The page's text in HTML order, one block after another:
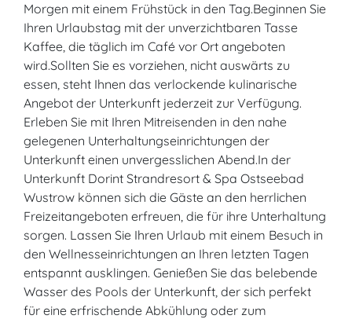
Morgen mit einem Frühstück in den Tag.Beginnen Sie
Ihren Urlaubstag mit der unverzichtbaren Tasse
Kaffee, die täglich im Café vor Ort angeboten
wird.Sollten Sie es vorziehen, nicht auswärts zu
essen, steht Ihnen das verlockende kulinarische
Angebot der Unterkunft jederzeit zur Verfügung.
Erleben Sie mit Ihren Mitreisenden in den nahe
gelegenen Unterhaltungseinrichtungen der
Unterkunft einen unvergesslichen Abend.In der
Unterkunft Dorint Strandresort & Spa Ostseebad
Wustrow können sich die Gäste an den herrlichen
Freizeitangeboten erfreuen, die für ihre Unterhaltung
sorgen. Lassen Sie Ihren Urlaub mit einem Besuch in
den Wellnesseinrichtungen an Ihren letzten Tagen
entspannt ausklingen. Genießen Sie das belebende
Wasser des Pools der Unterkunft, der sich perfekt
für eine erfrischende Abkühlung oder zum